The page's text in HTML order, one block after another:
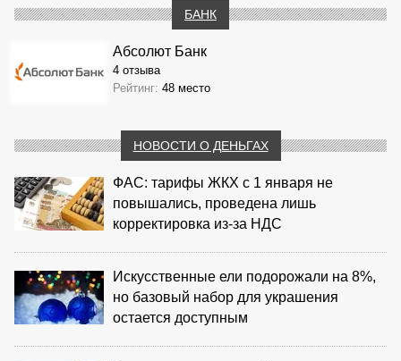
БАНК
Абсолют Банк
4 отзыва
Рейтинг: 48 место
НОВОСТИ О ДЕНЬГАХ
ФАС: тарифы ЖКХ с 1 января не
повышались, проведена лишь
корректировка из‑за НДС
Искусственные ели подорожали на 8%,
но базовый набор для украшения
остается доступным